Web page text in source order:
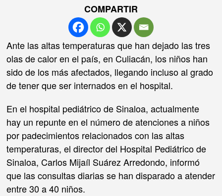
COMPARTIR
Ante las altas temperaturas que han dejado las tres
olas de calor en el país, en Culiacán, los niños han
sido de los más afectados, llegando incluso al grado
de tener que ser internados en el hospital.
En el hospital pediátrico de Sinaloa, actualmente
hay un repunte en el número de atenciones a niños
por padecimientos relacionados con las altas
temperaturas, el director del Hospital Pediátrico de
Sinaloa, Carlos Mijaíl Suárez Arredondo, informó
que las consultas diarias se han disparado a atender
entre 30 a 40 niños.